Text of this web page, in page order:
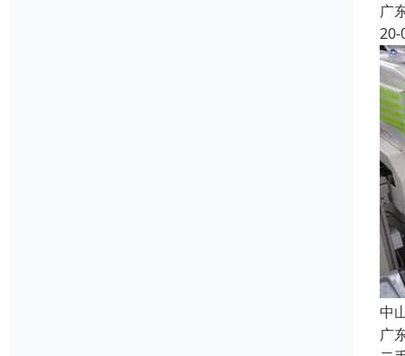
广
20-
中
广